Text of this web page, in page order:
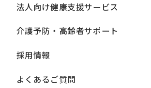
法人向け健康支援サービス
介護予防・高齢者サポート
採用情報
よくあるご質問